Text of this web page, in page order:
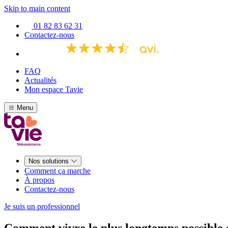
Skip to main content
01 82 83 62 31
Contactez-nous
FAQ
Actualités
Mon espace Tavie
Menu
Nos solutions
Comment ça marche
À propos
Contactez-nous
Je suis un professionnel